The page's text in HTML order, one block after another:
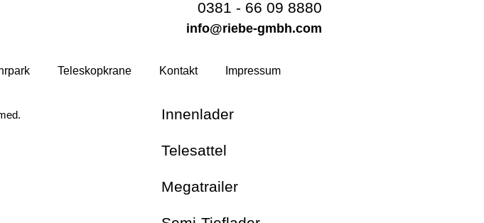
0381 - 66 09 8880
info@riebe-gmbh.com
Teleskopkrane Kontakt Impressum
Innenlader
Telesattel
Megatrailer